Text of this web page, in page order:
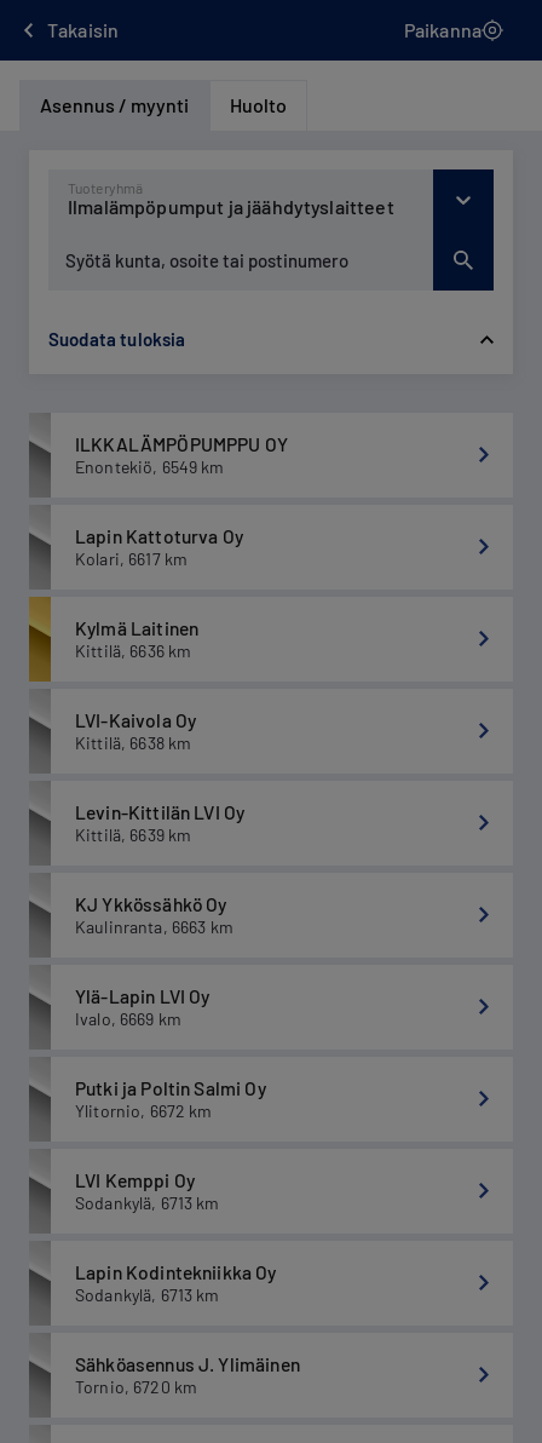
sisältöön
Takaisin Paikanna
Asennus / myynti Huolto
Tuoteryhmä
Ilmalämpöpumput ja jäähdytyslaitteet
Suodata tuloksia
ILKKALÄMPÖPUMPPU OY
Enontekiö, 6549 km
Lapin Kattoturva Oy
Kolari, 6617 km
Kylmä Laitinen
Kittilä, 6636 km
LVI-Kaivola Oy
Kittilä, 6638 km
Levin-Kittilän LVI Oy
Kittilä, 6639 km
KJ Ykkössähkö Oy
Kaulinranta, 6663 km
Ylä-Lapin LVI Oy
Ivalo, 6669 km
Putki ja Poltin Salmi Oy
Ylitornio, 6672 km
LVI Kemppi Oy
Sodankylä, 6713 km
Lapin Kodintekniikka Oy
Sodankylä, 6713 km
Sähköasennus J. Ylimäinen
Tornio, 6720 km